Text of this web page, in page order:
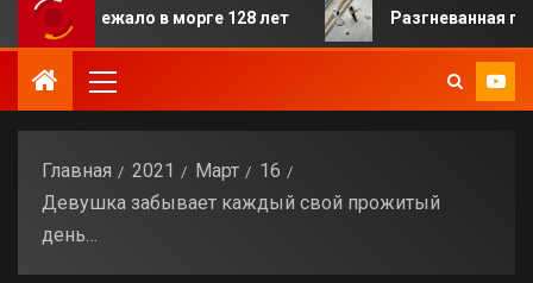
в морге 128 лет Разгневанная пациентка
Главная 2021 Март
16
Девушка забывает каждый свой прожитый
день…